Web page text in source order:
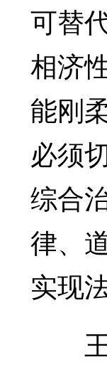
可替
相济
能刚
必须
综合
律、
实现
王